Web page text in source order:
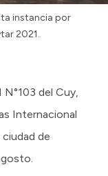
instancia por
2021.
del Cuy,
Internacional
de